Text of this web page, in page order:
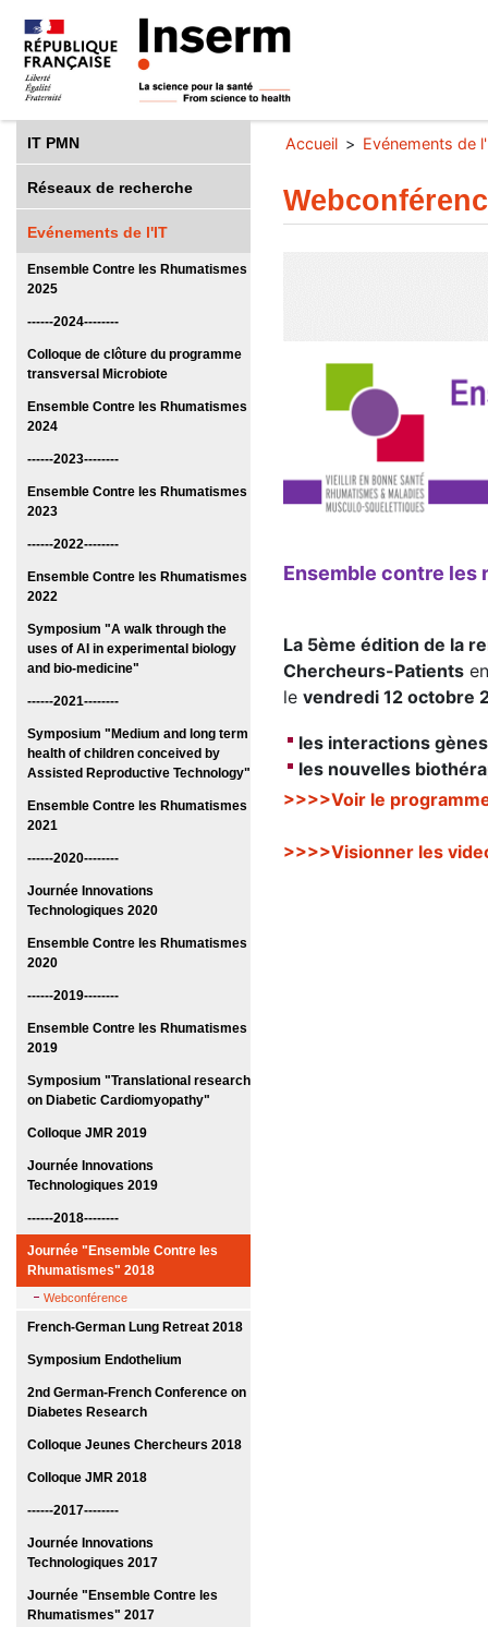
IT PMN
Réseaux de recherche
Evénements de l'IT
Ensemble Contre les Rhumatismes
2025
------2024--------
Colloque de clôture du programme
transversal Microbiote
Ensemble Contre les Rhumatismes
2024
------2023--------
Ensemble Contre les Rhumatismes
2023
------2022--------
Ensemble Contre les Rhumatismes
2022
Symposium "A walk through the
uses of AI in experimental biology
and bio-medicine"
------2021--------
Symposium "Medium and long term
health of children conceived by
Assisted Reproductive Technology"
Ensemble Contre les Rhumatismes
2021
------2020--------
Journée Innovations
Technologiques 2020
Ensemble Contre les Rhumatismes
2020
------2019--------
Ensemble Contre les Rhumatismes
2019
Symposium "Translational research
on Diabetic Cardiomyopathy"
Colloque JMR 2019
Journée Innovations
Technologiques 2019
------2018--------
Journée "Ensemble Contre les
Rhumatismes" 2018
Webconférence
French-German Lung Retreat 2018
Symposium Endothelium
2nd German-French Conference on
Diabetes Research
Colloque Jeunes Chercheurs 2018
Colloque JMR 2018
------2017--------
Journée Innovations
Technologiques 2017
Journée "Ensemble Contre les
Rhumatismes" 2017
Accueil Evénements de
Ensemble contre les
La 5ème édition de la
Chercheurs-Patients
le vendredi 12 octobre
les interactions
les nouvelles
>>>>Voir le
>>>>Visionner les